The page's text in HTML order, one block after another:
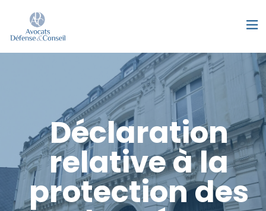
Déclaration
relative à la
protection des